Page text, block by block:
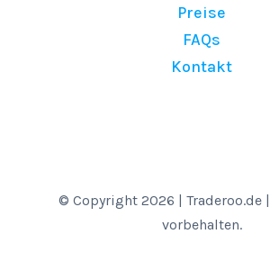
Preise
FAQs
Kontakt
© Copyright 2026 | Traderoo.de
vorbehalten.